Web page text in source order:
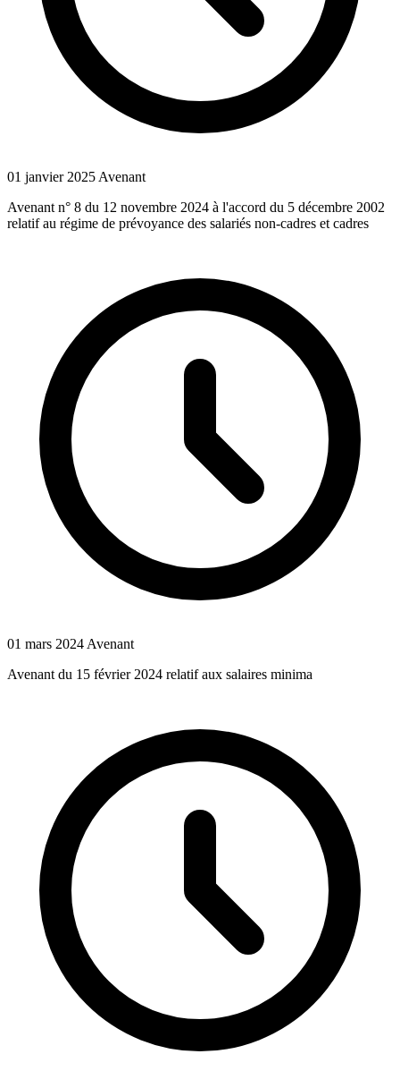
01 janvier 2025 Avenant
Avenant n° 8 du 12 novembre 2024 à l'accord du 5 décembre 2002
relatif au régime de prévoyance des salariés non-cadres et cadres
01 mars 2024 Avenant
Avenant du 15 février 2024 relatif aux salaires minima